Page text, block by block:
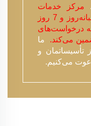
مرکز خدمات
مشتریان که 24 ساعت در شبانه‌روز و 7 روز
درخواست‌های
ما
تأسیساتمان و
می‌کنیم.